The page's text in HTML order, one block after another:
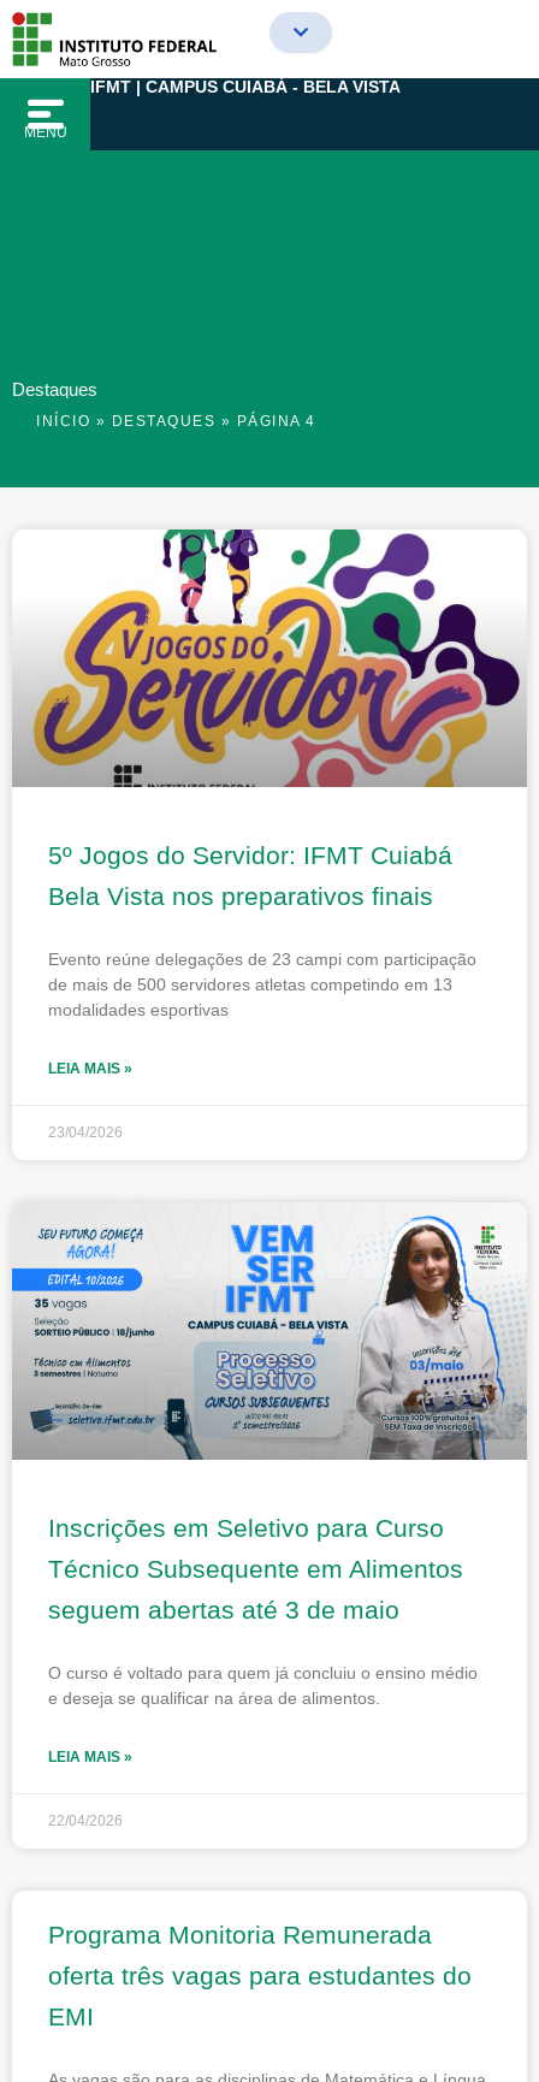
para
conteúdo
MENU
IFMT | CAMPUS CUIABÁ - BELA VISTA
Destaques
INÍCIO » DESTAQUES » PÁGINA 4
5º Jogos do Servidor: IFMT Cuiabá
Bela Vista nos preparativos finais
Evento reúne delegações de 23 campi com participação
de mais de 500 servidores atletas competindo em 13
modalidades esportivas
LEIA MAIS »
23/04/2026
Inscrições em Seletivo para Curso
Técnico Subsequente em Alimentos
seguem abertas até 3 de maio
O curso é voltado para quem já concluiu o ensino médio
e deseja se qualificar na área de alimentos.
LEIA MAIS »
22/04/2026
Programa Monitoria Remunerada
oferta três vagas para estudantes do
EMI
PagePage PagePage